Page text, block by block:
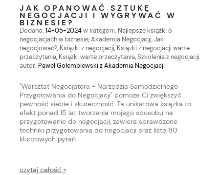
JAK OPANOWAĆ SZTUKĘ
NEGOCJACJI I WYGRYWAĆ W
BIZNESIE?
Dodano: 14-05-2024w kategorii: Najlepsze książki o
negocjacjach w biznesie,Akademia Negocjacji,Jak
negocjować?, Książki z negocjacji, Książki z negocjacji warte
przeczytania, Książki warte przeczytania,Szkolenia z negocjacji
autor: Paweł Gołembiewski z Akademia Negocjacji
"Warsztat Negocjatora - Narzędzia Samodzielnego
Przygotowania do Negocjacji" pomoże Ci zwiększyć
pewność siebie i skuteczność. Ta unikatowa książka to
efekt ponad 15 lat tworzenia mojego sposobu na
przygotowanie do negocjacji, zawiera sprawdzone
techniki przygotowania do negocjacji oraz listę 80
kluczowych pytań.
czytaj całość »